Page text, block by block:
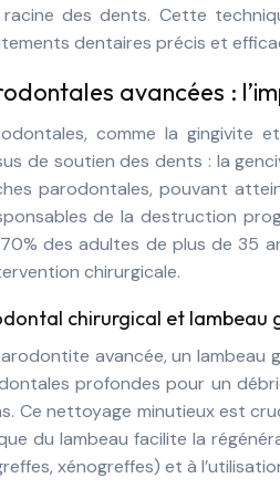
des dents. Cette
dentaires précis et
avancées :
comme la gingivite
de soutien des dents : la
parodontales, pouvant
de la destruction
des adultes de plus de 35
chirurgicale.
chirurgical et lambeau
avancée, un lambeau
profondes pour un
Ce nettoyage minutieux est
du lambeau facilite la
xénogreffes) et à